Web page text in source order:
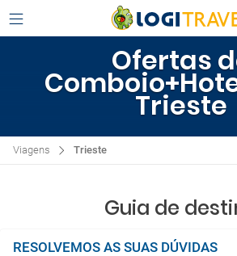
Ofertas
Trieste
Viagens Trieste
Guia de
RESOLVEMOS AS SUAS DÚVIDAS